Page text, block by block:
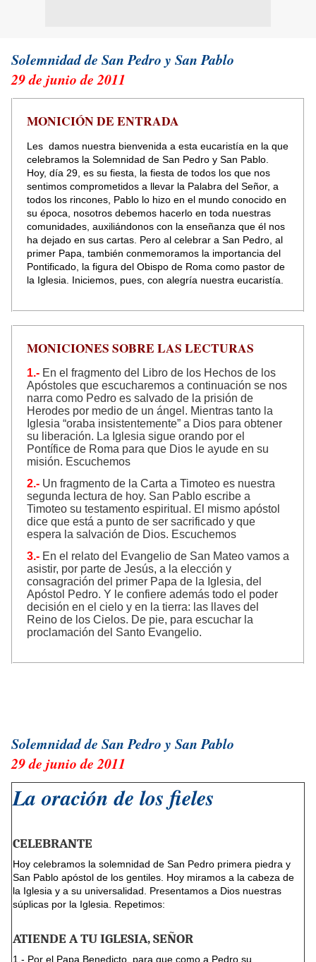
Solemnidad de San Pedro y San Pablo
29 de junio de 2011
MONICIÓN DE ENTRADA
Les damos nuestra bienvenida a esta eucaristía en la que
celebramos la Solemnidad de San Pedro y San Pablo.
Hoy, día 29, es su fiesta, la fiesta de todos los que nos
sentimos comprometidos a llevar la Palabra del Señor, a
todos los rincones, Pablo lo hizo en el mundo conocido en
su época, nosotros debemos hacerlo en toda nuestras
comunidades, auxiliándonos con la enseñanza que él nos
ha dejado en sus cartas. Pero al celebrar a San Pedro, al
primer Papa, también conmemoramos la importancia del
Pontificado, la figura del Obispo de Roma como pastor de
la Iglesia. Iniciemos, pues, con alegría nuestra eucaristía.
MONICIONES SOBRE LAS LECTURAS
1.- En el fragmento del Libro de los Hechos de los
Apóstoles que escucharemos a continuación se nos
narra como Pedro es salvado de la prisión de
Herodes por medio de un ángel. Mientras tanto la
Iglesia “oraba insistentemente” a Dios para obtener
su liberación. La Iglesia sigue orando por el
Pontífice de Roma para que Dios le ayude en su
misión. Escuchemos
2.- Un fragmento de la Carta a Timoteo es nuestra
segunda lectura de hoy. San Pablo escribe a
Timoteo su testamento espiritual. El mismo apóstol
dice que está a punto de ser sacrificado y que
espera la salvación de Dios. Escuchemos
3.- En el relato del Evangelio de San Mateo vamos a
asistir, por parte de Jesús, a la elección y
consagración del primer Papa de la Iglesia, del
Apóstol Pedro. Y le confiere además todo el poder
decisión en el cielo y en la tierra: las llaves del
Reino de los Cielos. De pie, para escuchar la
proclamación del Santo Evangelio.
Solemnidad de San Pedro y San Pablo
29 de junio de 2011
La oración de los fieles
CELEBRANTE
Hoy celebramos la solemnidad de San Pedro primera piedra y
San Pablo apóstol de los gentiles. Hoy miramos a la cabeza de
la Iglesia y a su universalidad. Presentamos a Dios nuestras
súplicas por la Iglesia. Repetimos:
ATIENDE A TU IGLESIA, SEÑOR
1.- Por el Papa Benedicto, para que como a Pedro su